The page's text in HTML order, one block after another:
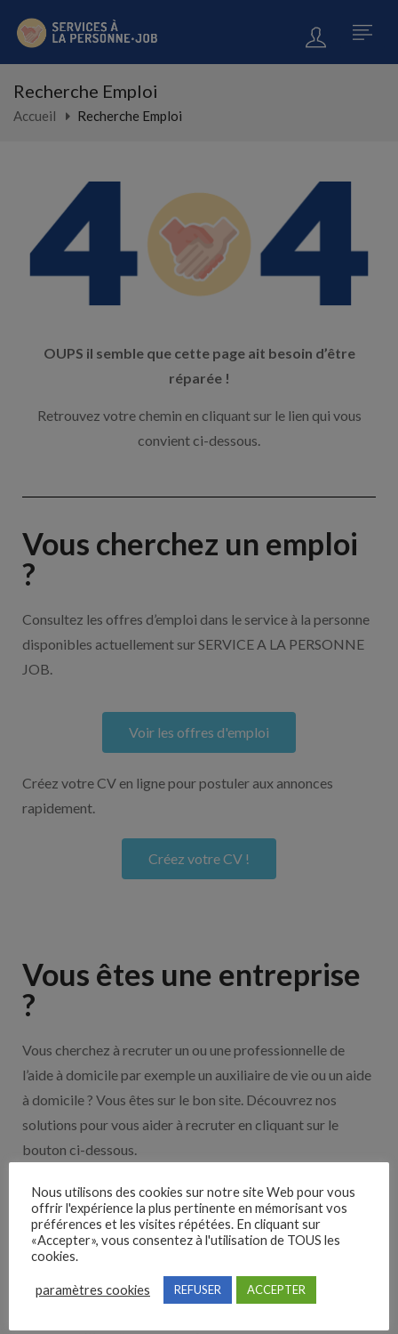
Recherche Emploi
Accueil Recherche Emploi
OUPS il semble que cette page ait besoin d’être
réparée !
Retrouvez votre chemin en cliquant sur le lien qui vous
convient ci-dessous.
Vous cherchez un emploi
?
Consultez les offres d’emploi dans le service à la personne
disponibles actuellement sur SERVICE A LA PERSONNE
JOB.
Voir les offres d'emploi
Créez votre CV en ligne pour postuler aux annonces
rapidement.
Créez votre CV !
Vous êtes une entreprise
?
Vous cherchez à recruter un ou une professionnelle de
l’aide à domicile par exemple un auxiliaire de vie ou un aide
à domicile ? Vous êtes sur le bon site. Découvrez nos
solutions pour vous aider à recruter en cliquant sur le
bouton ci-dessous.
Nos solutions entreprises
Découvrez nos partenaires ! Moteurs de recherches,
multidiffuseurs, sites payant… nombreux sont nos
Nous utilisons des cookies sur notre site Web pour vous
offrir l'expérience la plus pertinente en mémorisant vos
préférences et les visites répétées. En cliquant sur
«Accepter», vous consentez à l'utilisation de TOUS les
cookies.
paramètres cookies REFUSER ACCEPTER